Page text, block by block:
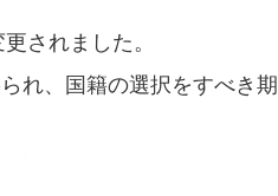
されました。
れ、国籍の選択をすべき期